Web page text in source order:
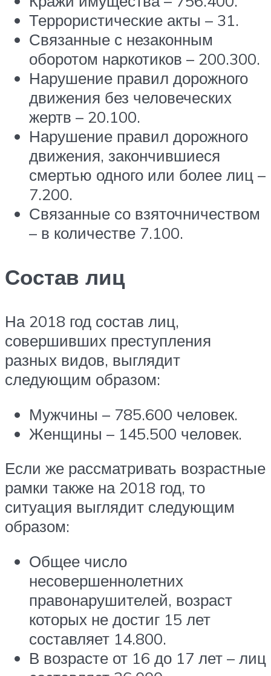
Террористические акты – 31.
Связанные с незаконным
оборотом наркотиков – 200.300.
Нарушение правил дорожного
движения без человеческих
жертв – 20.100.
Нарушение правил дорожного
движения, закончившиеся
смертью одного или более лиц –
7.200.
Связанные со взяточничеством
– в количестве 7.100.
Состав лиц
На 2018 год состав лиц,
совершивших преступления
разных видов, выглядит
следующим образом:
Мужчины – 785.600 человек.
Женщины – 145.500 человек.
Если же рассматривать возрастные
рамки также на 2018 год, то
ситуация выглядит следующим
образом:
Общее число
несовершеннолетних
правонарушителей, возраст
которых не достиг 15 лет
составляет 14.800.
В возрасте от 16 до 17 лет – лиц